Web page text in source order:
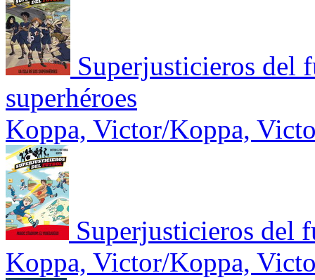
Superjusticieros del
superhéroes
Koppa, Victor/Koppa,
Superjusticieros del
Koppa, Victor/Koppa,